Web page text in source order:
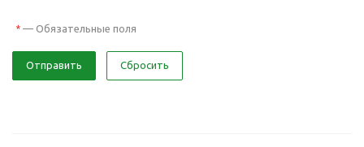
* — Обязательные поля
Отправить Сбросить